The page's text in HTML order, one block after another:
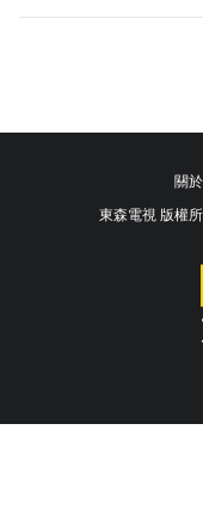
關
東森電視 版權